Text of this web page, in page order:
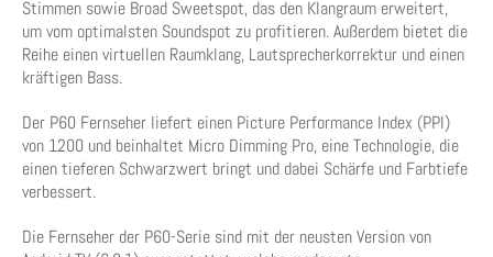
Stimmen sowie Broad Sweetspot, das den Klangraum erweitert,
um vom optimalsten Soundspot zu profitieren. Außerdem bietet die
Reihe einen virtuellen Raumklang, Lautsprecherkorrektur und einen
kräftigen Bass.
Der P60 Fernseher liefert einen Picture Performance Index (PPI)
von 1200 und beinhaltet Micro Dimming Pro, eine Technologie, die
einen tieferen Schwarzwert bringt und dabei Schärfe und Farbtiefe
verbessert.
Die Fernseher der P60-Serie sind mit der neusten Version von